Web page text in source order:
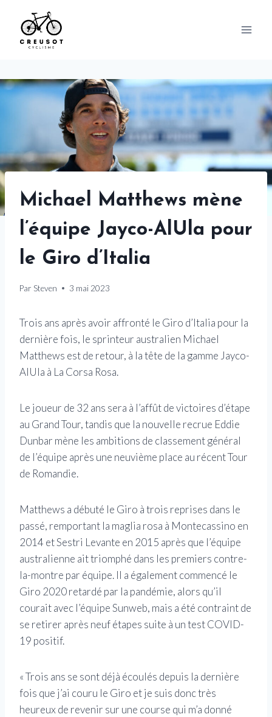
content
Michael Matthews mène
l’équipe Jayco-AlUla pour
le Giro d’Italia
Par Steven 3 mai 2023
Trois ans après avoir affronté le Giro d’Italia pour la
dernière fois, le sprinteur australien Michael
Matthews est de retour, à la tête de la gamme Jayco-
AlUla à La Corsa Rosa.
Le joueur de 32 ans sera à l’affût de victoires d’étape
au Grand Tour, tandis que la nouvelle recrue Eddie
Dunbar mène les ambitions de classement général
de l’équipe après une neuvième place au récent Tour
de Romandie.
Matthews a débuté le Giro à trois reprises dans le
passé, remportant la maglia rosa à Montecassino en
2014 et Sestri Levante en 2015 après que l’équipe
australienne ait triomphé dans les premiers contre-
la-montre par équipe. Il a également commencé le
Giro 2020 retardé par la pandémie, alors qu’il
courait avec l’équipe Sunweb, mais a été contraint de
se retirer après neuf étapes suite à un test COVID-
19 positif.
« Trois ans se sont déjà écoulés depuis la dernière
fois que j’ai couru le Giro et je suis donc très
heureux de revenir sur une course qui m’a donné